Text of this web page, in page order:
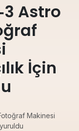
Astro
İçin
Makinesi